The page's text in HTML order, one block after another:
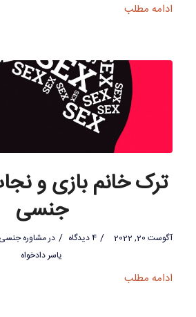
ادامه مطلب
ترک خانم بازی و
جنسی
آگوست 20, 2022 / 4 دیدگاه / درمشاوره
یاسر دادخواه
ادامه مطلب